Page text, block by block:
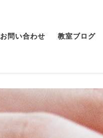
お問い合わせ 教室ブログ